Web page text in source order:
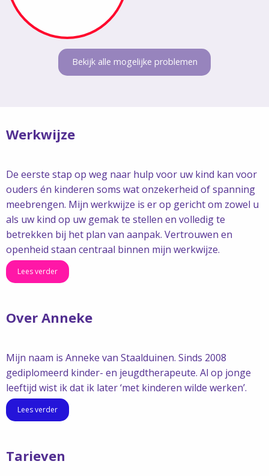
Bekijk alle mogelijke problemen
Werkwijze
De eerste stap op weg naar hulp voor uw kind kan voor
ouders én kinderen soms wat onzekerheid of spanning
meebrengen. Mijn werkwijze is er op gericht om zowel u
als uw kind op uw gemak te stellen en volledig te
betrekken bij het plan van aanpak. Vertrouwen en
openheid staan centraal binnen mijn werkwijze.
Lees verder
Over Anneke
Mijn naam is Anneke van Staalduinen. Sinds 2008
gediplomeerd kinder- en jeugdtherapeute. Al op jonge
leeftijd wist ik dat ik later ‘met kinderen wilde werken’.
Lees verder
Tarieven